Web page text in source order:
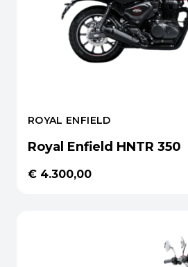
ROYAL ENFIELD
Royal Enfield HNTR 350
€ 4.300,00